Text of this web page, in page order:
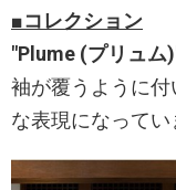
■コレクション
"Plume (プリュム
袖が覆うように
な表現になってい